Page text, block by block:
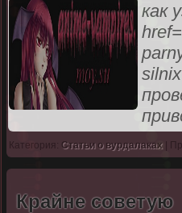
как
Категория: Статьи о вурдалаках |
Крайне советую